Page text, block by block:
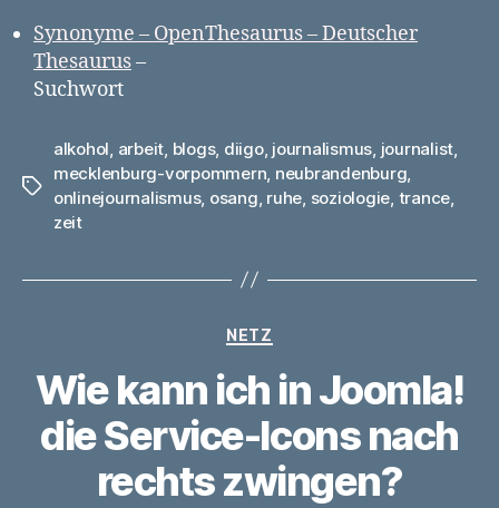
Synonyme – OpenThesaurus – Deutscher
Thesaurus–
Suchwort
Schlagwörter
alkohol arbeit blogs, diigo, journalismus journalist
mecklenburg-vorpommern neubrandenburg
onlinejournalismus, osang ruhe soziologie trance
zeit
Kategorien
NETZ
Wie kann ich in Joomla!
die Service-Icons nach
rechts zwingen?